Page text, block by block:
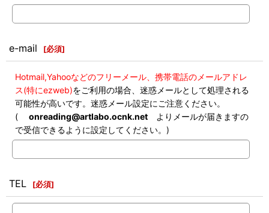
e-mail [必須]
Hotmail,Yahooなどのフリーメール、携帯電話のメールアドレ
ス(特にezweb)をご利用の場合、迷惑メールとして処理される
可能性が高いです。迷惑メール設定にご注意ください。
( onreading@artlabo.ocnk.net よりメールが届きますの
で受信できるように設定してください。)
TEL [必須]